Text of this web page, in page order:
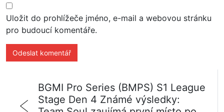
Uložit do prohlížeče jméno, e-mail a webovou stránku
pro budoucí komentáře.
BGMI Pro Series (BMPS) S1 League
Stage Den 4 Známé výsledky: